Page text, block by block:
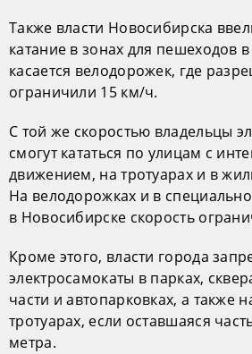
Также власти Новосибирска
катание в зонах для пешеходов
касается велодорожек, где
ограничили 15 км/ч.
С той же скоростью владельцы
смогут кататься по улицам с
движением, на тротуарах и в
На велодорожках и в
в Новосибирске скорость
Кроме этого, власти города
электросамокаты в парках,
части и автопарковках, а также
тротуарах, если оставшаяся
метра.